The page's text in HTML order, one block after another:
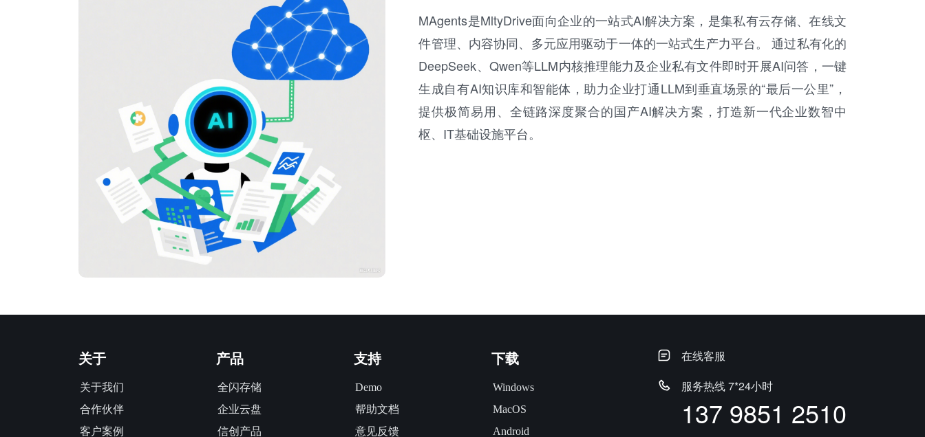
MAgents是MltyDrive面向企业的一站式AI解决方案，是集私有云存储、在线文
件管理、内容协同、多元应用驱动于一体的一站式生产力平台。 通过私有化的
DeepSeek、Qwen等LLM内核推理能力及企业私有文件即时开展AI问答，一键
生成自有AI知识库和智能体，助力企业打通LLM到垂直场景的“最后一公里”，
提供极简易用、全链路深度聚合的国产AI解决方案，打造新一代企业数智中
枢、IT基础设施平台。
关于
关于我们
合作伙伴
客户案例
产品
全闪存储
企业云盘
信创产品
支持
Demo
帮助文档
意见反馈
下载
Windows
MacOS
Android
在线客服
服务热线 7*24小时
137 9851 2510